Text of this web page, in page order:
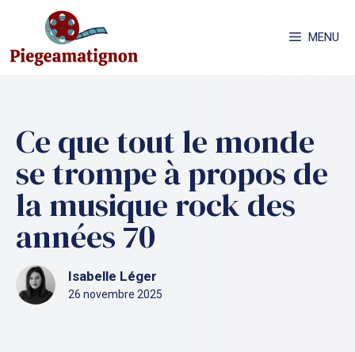
contenu
MENU
Ce que tout le monde
se trompe à propos de
la musique rock des
années 70
Isabelle Léger
26 novembre 2025